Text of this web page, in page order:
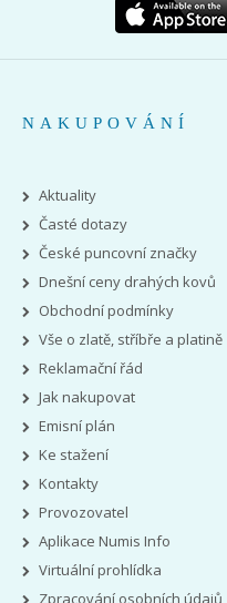
NAKUPOVÁNÍ
Aktuality
Časté dotazy
České puncovní značky
Dnešní ceny drahých kovů
Obchodní podmínky
Vše o zlatě, stříbře a platině
Reklamační řád
Jak nakupovat
Emisní plán
Ke stažení
Kontakty
Provozovatel
Aplikace Numis Info
Virtuální prohlídka
Zpracování osobních údajů